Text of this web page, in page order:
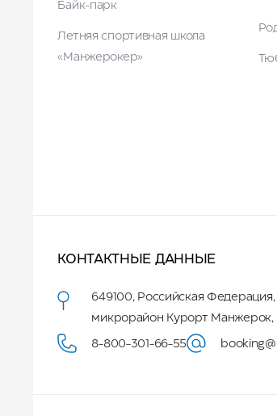
Байк-парк
Летняя спортивная школа
«Манжерокер»
КОНТАКТНЫЕ ДАННЫЕ
649100, Российская Федерация,
микрорайон Курорт Манжерок, 1
8-800-301-66-55